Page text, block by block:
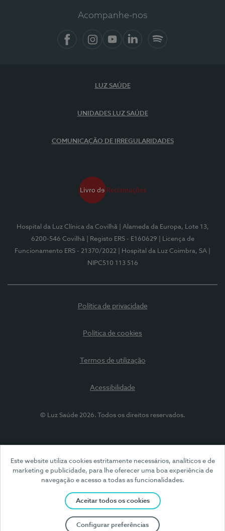
Este website utiliza cookies estritamente necessários, analíticos e de
marketing e publicidade, para lhe oferecer uma boa experiência de
navegação e acesso a todas as funcionalidades.
Aceitar todos os cookies
Configurar preferências
Acompanhe-nos
LUZ SAÚDE
UNIDADES LUZ SAÚDE
COMUNICAÇÃO DE IRREGULARIDADES
Hospital da Luz Clínica da Covilhã
| Alameda da Europa, Lote 13,
6200-546 Covilhã
| Registo ERS - E160629
| Licença de
Funcionamento ERS - 21370/2022
| Hospital da Luz Coimbra, SA
NIPC510 113 516
Política de privacidade
Política de cookies
Termos de utilização
Acessibilidade
© Luz Saúde 2026. Todos os direitos reservados.